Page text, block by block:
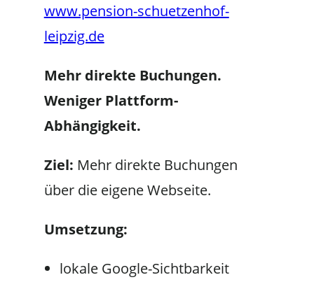
www.pension-schuetzenhof-
leipzig.de
Mehr direkte Buchungen.
Weniger Plattform-
Abhängigkeit.
Ziel: Mehr direkte Buchungen
über die eigene Webseite.
Umsetzung:
lokale Google-Sichtbarkeit